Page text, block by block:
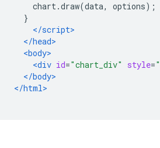
chart.draw(data, options);
}
</script>
</head>
<body>
<div id="chart_div" style="
</body>
</html>